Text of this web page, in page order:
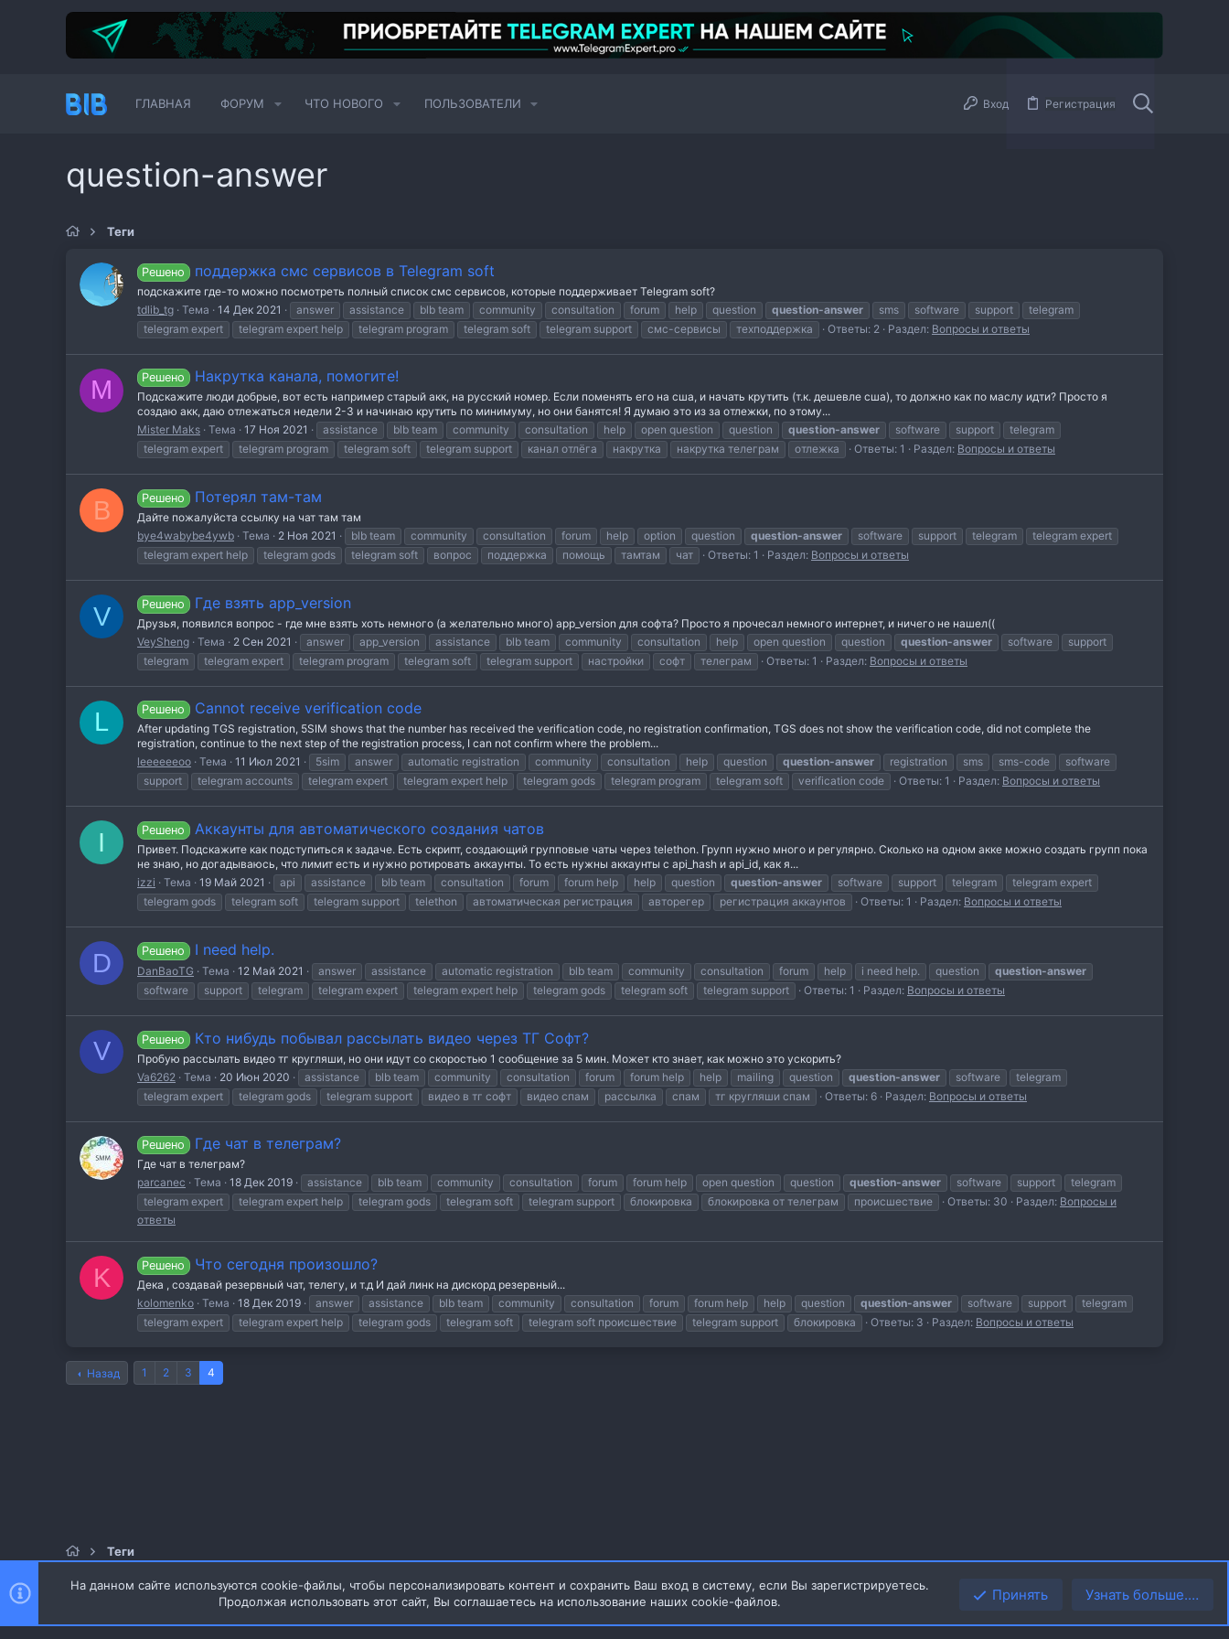
ГЛАВНАЯ ФОРУМ ЧТО НОВОГО ПОЛЬЗОВАТЕЛИ Вход Регистрация
question-answer
Теги
Решено поддержка смс сервисов в Telegram soft
подскажите где-то можно посмотреть полный список смс сервисов, которые поддерживает Telegram soft?
tdlib_tg Тема 14 Дек 2021 answer assistance blb team community consultation forum help question question-answer sms software support
telegram
telegram expert
telegram expert help telegram program telegram soft telegram support смс-сервисы техподдержка Ответы: 2 Раздел: Вопросы и ответы
M Решено Накрутка канала, помогите!
Подскажите люди добрые, вот есть например старый акк, на русский номер. Если поменять его на сша, и начать крутить (т.к. дешевле сша), то должно как по маслу идти? Просто я
создаю акк, даю отлежаться недели 2-3 и начинаю крутить по минимуму, но они банятся! Я думаю это из за отлежки, по этому...
Mister Maks Тема 17 Ноя 2021 assistance blb team community consultation help open question question question-answer software support
telegram
telegram expert
telegram program telegram soft telegram support канал отлёга накрутка накрутка телеграм отлежка Ответы: 1 Раздел: Вопросы и ответы
B Решено Потерял там-там
Дайте пожалуйста ссылку на чат там там
bye4wabybe4ywb Тема 2 Ноя 2021 blb team community consultation forum help option question question-answer software support telegram
telegram expert
telegram expert help
telegram gods telegram soft вопрос поддержка помощь тамтам чат Ответы: 1 Раздел: Вопросы и ответы
V Решено Где взять app_version
Друзья, появился вопрос - где мне взять хоть немного (а желательно много) app_version для софта? Просто я прочесал немного интернет, и ничего не нашел((
VeySheng Тема 2 Сен 2021 answer app_version assistance blb team community consultation help open question question question-answer software
support
telegram
telegram expert telegram program telegram soft telegram support настройки софт телеграм Ответы: 1 Раздел: Вопросы и ответы
L Решено Cannot receive verification code
After updating TGS registration, 5SIM shows that the number has received the verification code, no registration confirmation, TGS does not show the verification code, did not complete the
registration, continue to the next step of the registration process, I can not confirm where the problem...
leeeeeeoo Тема 11 Июл 2021 5sim answer automatic registration community consultation help question question-answer registration sms sms-code
software
support
telegram accounts telegram expert telegram expert help telegram gods telegram program telegram soft verification code Ответы: 1 Раздел: Вопросы и ответы
I Решено Аккаунты для автоматического создания чатов
Привет. Подскажите как подступиться к задаче. Есть скрипт, создающий групповые чаты через telethon. Групп нужно много и регулярно. Сколько на одном акке можно создать групп пока
не знаю, но догадываюсь, что лимит есть и нужно ротировать аккаунты. То есть нужны аккаунты с api_hash и api_id, как я...
izzi
Тема 19 Май 2021 api assistance blb team consultation forum forum help help question question-answer software support telegram
telegram expert
telegram gods
telegram soft telegram support telethon автоматическая регистрация авторегер регистрация аккаунтов Ответы: 1 Раздел: Вопросы и ответы
D Решено I need help.
DanBaoTG Тема 12 Май 2021 answer assistance automatic registration blb team community consultation forum help i need help. question
question-answer
software
support telegram telegram expert telegram expert help telegram gods telegram soft telegram support Ответы: 1 Раздел: Вопросы и ответы
V Решено Кто нибудь побывал рассылать видео через ТГ Софт?
Пробую рассылать видео тг кругляши, но они идут со скоростью 1 сообщение за 5 мин. Может кто знает, как можно это ускорить?
Va6262
Тема 20 Июн 2020 assistance blb team community consultation forum forum help help mailing question question-answer software
telegram
telegram expert
telegram gods telegram support видео в тг софт видео спам рассылка спам тг кругляши спам Ответы: 6 Раздел: Вопросы и ответы
Решено Где чат в телеграм?
Где чат в телеграм?
parcanec
Тема 18 Дек 2019 assistance blb team community consultation forum forum help open question question question-answer software support
telegram
telegram expert
telegram expert help telegram gods telegram soft telegram support блокировка блокировка от телеграм происшествие Ответы: 30 Раздел: Вопросы и
ответы
K Решено Что сегодня произошло?
Дека , создавай резервный чат, телегу, и т.д И дай линк на дискорд резервный...
kolomenko Тема 18 Дек 2019 answer assistance blb team community consultation forum forum help help question question-answer software support
telegram
telegram expert
telegram expert help telegram gods telegram soft telegram soft происшествие telegram support блокировка Ответы: 3 Раздел: Вопросы и ответы
Назад 1 2 3 4
Теги
Style and add-ons by ThemeHouse
Перевод от Jumuro ®
На данном сайте используются cookie-файлы, чтобы персонализировать контент и сохранить Ваш вход в систему, если Вы зарегистрируетесь.
Продолжая использовать этот сайт, Вы соглашаетесь на использование наших cookie-файлов.
Принять Узнать больше.…